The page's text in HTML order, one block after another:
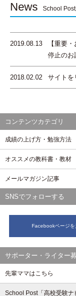
News School
2019.08.13
【重要
停止のお
2018.02.02 サイトを
コンテンツカテゴリ
成績の上げ方・勉強方法
オススメの教科書・教材
メールマガジン記事
SNSでフォローする
Facebookページを
サポーター・ライター
先輩ママはこちら
School Post「高校受験ナ